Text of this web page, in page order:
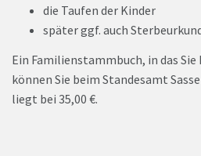
die Taufen der Kinder
später ggf. auch
Ein Familienstammbuch, in das
können Sie beim Standesamt
liegt bei 35,00 €.